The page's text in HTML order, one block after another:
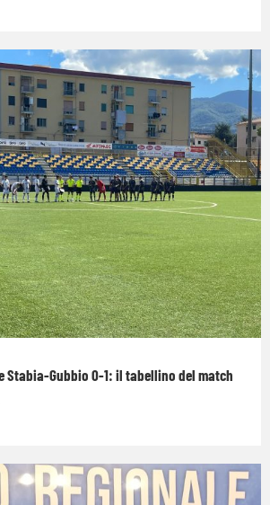
Stabia-Gubbio 0-1: il tabellino del match